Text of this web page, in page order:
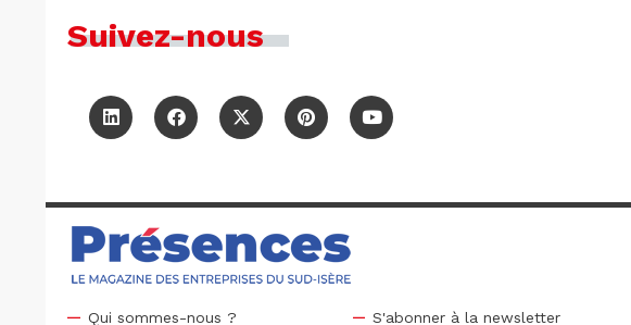
Suivez-nous
Qui sommes-nous ? S'abonner à la newsletter